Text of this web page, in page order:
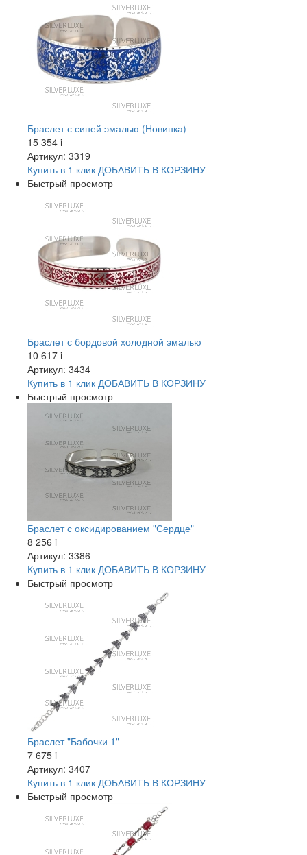
Браслет с синей эмалью (Новинка)
15 354 i
Артикул: 3319
Купить в 1 клик ДОБАВИТЬ В КОРЗИНУ
Быстрый просмотр
Браслет с бордовой холодной эмалью
10 617 i
Артикул: 3434
Купить в 1 клик ДОБАВИТЬ В КОРЗИНУ
Быстрый просмотр
Браслет с оксидированием "Сердце"
8 256 i
Артикул: 3386
Купить в 1 клик ДОБАВИТЬ В КОРЗИНУ
Быстрый просмотр
Браслет "Бабочки 1"
7 675 i
Артикул: 3407
Купить в 1 клик ДОБАВИТЬ В КОРЗИНУ
Быстрый просмотр